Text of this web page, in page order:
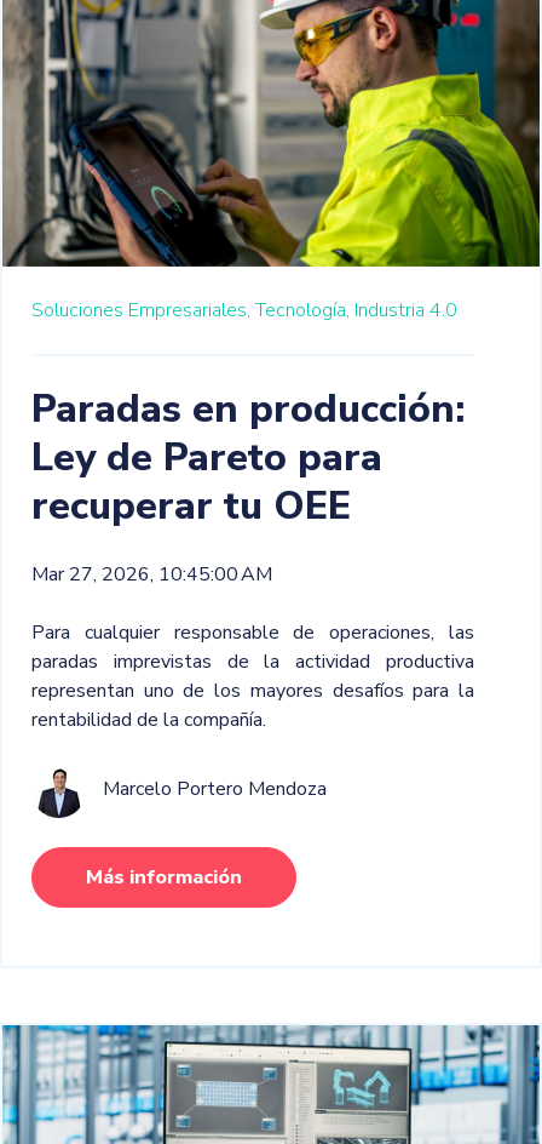
Soluciones Empresariales, Tecnología, Industria 4.0
Paradas en producción:
Ley de Pareto para
recuperar tu OEE
Mar 27, 2026, 10:45:00 AM
Para cualquier responsable de operaciones, las
paradas imprevistas de la actividad productiva
representan uno de los mayores desafíos para la
rentabilidad de la compañía.
Marcelo Portero Mendoza
Más información